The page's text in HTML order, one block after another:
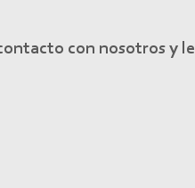
con nosotros y le